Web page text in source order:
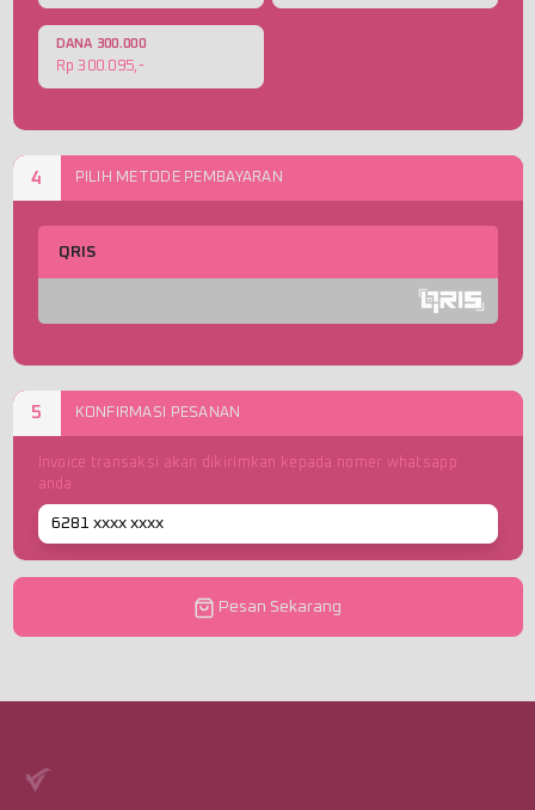
DANA 300.000
Rp 300.095,-
4 PILIH METODE PEMBAYARAN
QRIS
5 KONFIRMASI PESANAN
Invoice transaksi akan dikirimkan kepada nomer whatsapp
anda.
Pesan Sekarang